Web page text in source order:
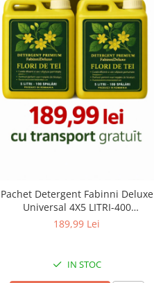
Pachet Detergent Fabinni Deluxe
Universal 4X5 LITRI-400
SPALARI+transport gratuit
189,99 Lei
IN STOC